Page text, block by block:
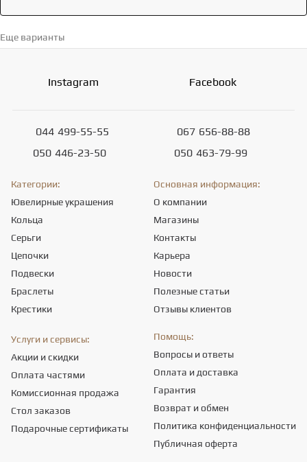
Еще варианты
Instagram Facebook
044 499-55-55
050 446-23-50
067 656-88-88
050 463-79-99
Категории:
Ювелирные украшения
Кольца
Серьги
Цепочки
Подвески
Браслеты
Крестики
Основная информация:
О компании
Магазины
Контакты
Карьера
Новости
Полезные статьи
Отзывы клиентов
Услуги и сервисы:
Акции и скидки
Оплата частями
Комиссионная продажа
Стол заказов
Подарочные сертификаты
Помощь:
Вопросы и ответы
Оплата и доставка
Гарантия
Возврат и обмен
Политика конфиденциальности
Публичная оферта